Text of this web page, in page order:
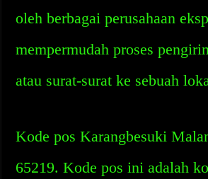
oleh berbagai perusahaan
mempermudah proses
atau surat-surat ke sebuah
Kode pos Karangbesuki
65219. Kode pos ini adalah